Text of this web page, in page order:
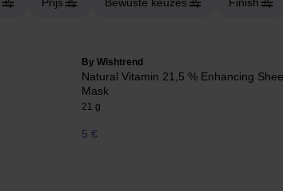
By Wishtrend
Natural Vitamin 21,5 % Enhancing
Mask
21 g
5 €